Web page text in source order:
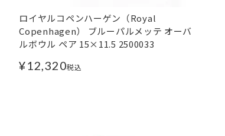
ロイヤルコペンハーゲン（Royal
Copenhagen） ブルーパルメッテ オーバ
ルボウル ペア 15×11.5 2500033
¥12,320税込